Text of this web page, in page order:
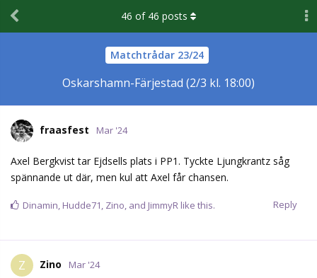
Matchtrådar 23/24
Oskarshamn-Färjestad (2/3 kl. 18:00)
46 of 46 posts
fraasfest Mar '24
Axel Bergkvist tar Ejdsells plats i PP1. Tyckte Ljungkrantz såg
spännande ut där, men kul att Axel får chansen.
Reply
Dinamin, Hudde71, Zino, and JimmyR like this.
Z Zino Mar '24